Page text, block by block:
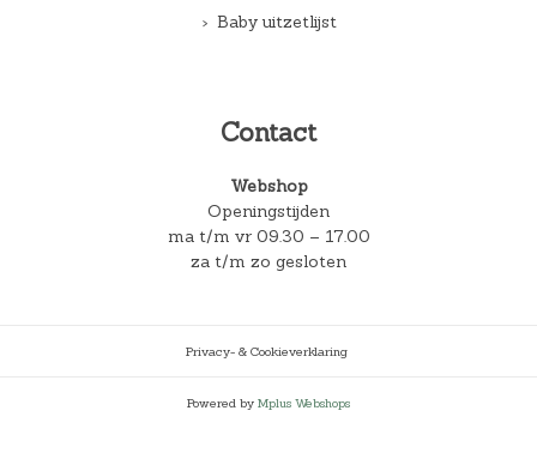
Baby uitzetlijst
Contact
Webshop
Openingstijden
ma t/m vr 09.30 – 17.00
za t/m zo gesloten
Privacy- & Cookieverklaring
Powered by Mplus Webshops